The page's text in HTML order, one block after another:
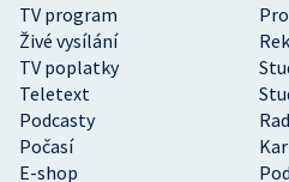
TV program
Živé vysílání
TV poplatky
Teletext
Podcasty
Počasí
E-shop